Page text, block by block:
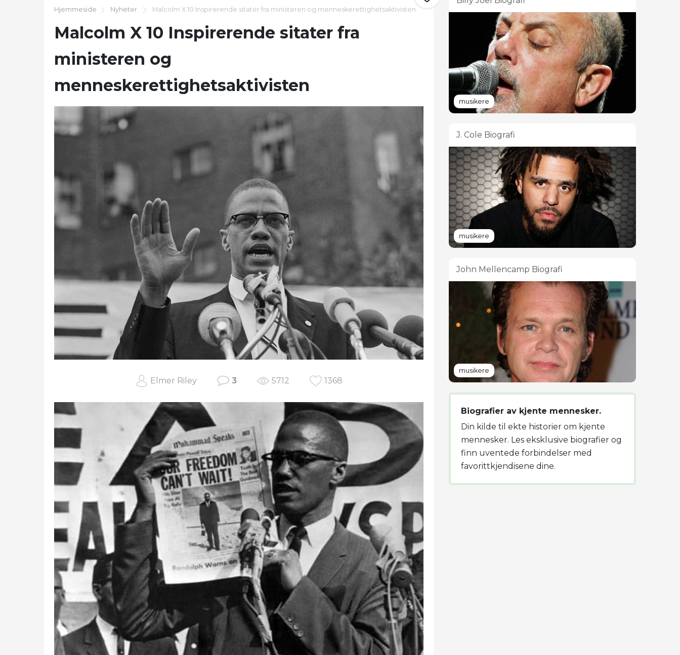
Hjemmeside Nyheter Malcolm X 10 Inspirerende sitater fra ministeren og menneskerettighetsaktivisten
Malcolm X 10 Inspirerende sitater fra
ministeren og
menneskerettighetsaktivisten
Elmer Riley 3 5712 1368
musikere
J. Cole Biografi
musikere
John Mellencamp Biografi
musikere
Biografier av kjente mennesker.
Din kilde til ekte historier om kjente
mennesker. Les eksklusive biografier og
finn uventede forbindelser med
favorittkjendisene dine.